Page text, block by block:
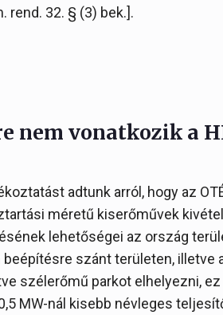
rend. 32. § (3) bek.].
nem vonatkozik a
adtunk arról, hogy az
méretű kiserőművek
lehetőségei az ország
szánt területen, illetve
szélerőmű parkot elhelyezni,
MW-nál kisebb névleges